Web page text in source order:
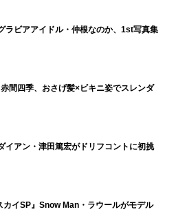
ラビアアイドル・仲根なのか、1st写真集
間四季、おさげ髪×ビキニ姿でスレンダ
イアン・津田篤宏がドリフコントに初挑
カイSP』Snow Man・ラウールがモデル